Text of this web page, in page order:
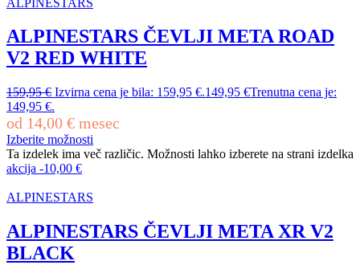
ALPINESTARS ČEVLJI META ROAD
V2 RED WHITE
159,95€ Izvirna cena je bila: 159,95 €.149,95 €Trenutna cena je:
149,95 €.
od 14,00 € mesec
Izberite možnosti
Ta izdelek ima več različic. Možnosti lahko izberete na strani izdelka
akcija -10,00 €
ALPINESTARS
ALPINESTARS ČEVLJI META XR V2
BLACK